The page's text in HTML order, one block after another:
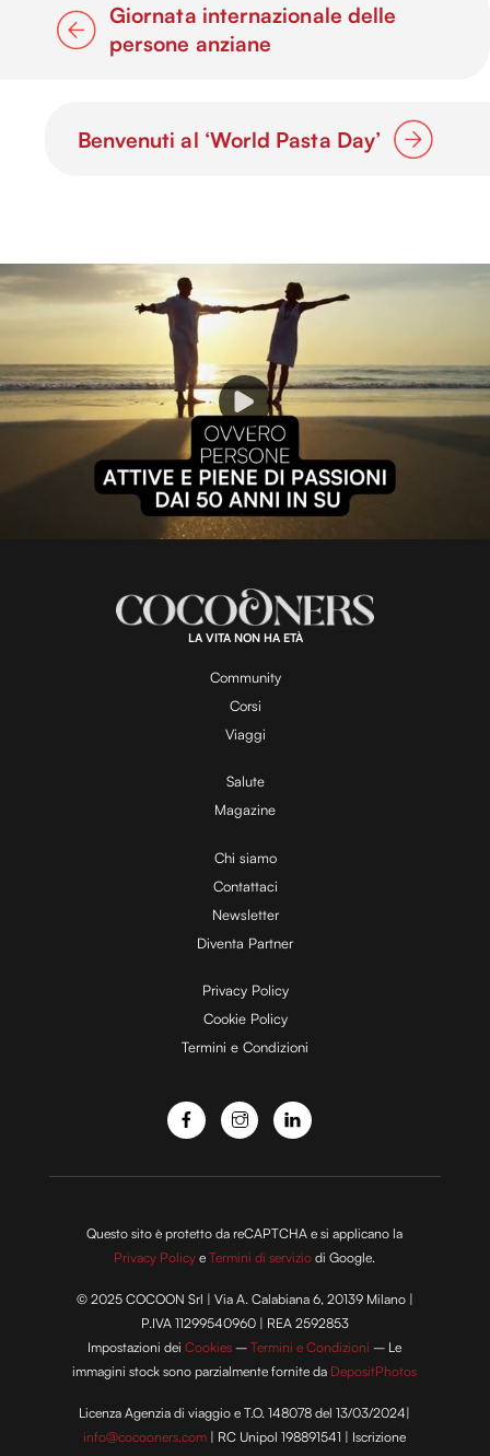
Giornata internazionale delle
persone anziane
Benvenuti al ‘World Pasta Day’
P
l
a
y
V
i
d
e
o
L
:
1
0
0
.
0
LA VITA NON HA ETÀ
Community
Corsi
Viaggi
Salute
Magazine
Chi siamo
Contattaci
Newsletter
Diventa Partner
Privacy Policy
Cookie Policy
Termini e Condizioni
Questo sito è protetto da reCAPTCHA e si applicano la
Privacy Policy eTermini di servizio di Google.
© 2025 COCOON Srl | Via A. Calabiana 6, 20139 Milano |
P.IVA 11299540960 | REA 2592853
Impostazioni deiCookies –Termini e Condizioni – Le
immagini stock sono parzialmente fornite da DepositPhotos
Licenza Agenzia di viaggio e T.O. 148078 del 13/03/2024|
info@cocooners.com | RC Unipol 198891541 | Iscrizione